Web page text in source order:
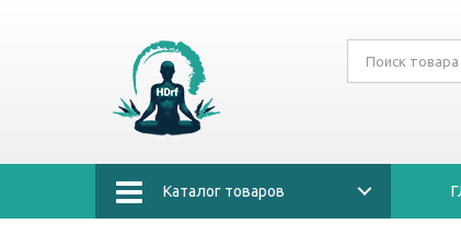
Каталог товаров